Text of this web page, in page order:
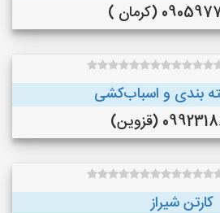
(کرمان )
بندی و اسباب‌کشی
(قزوین)
کارتن شیراز